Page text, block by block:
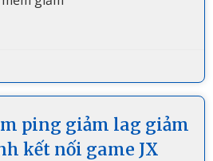
ping giảm lag giảm
kết nối game JX